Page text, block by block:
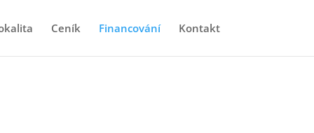
Ceník Financování Kontakt